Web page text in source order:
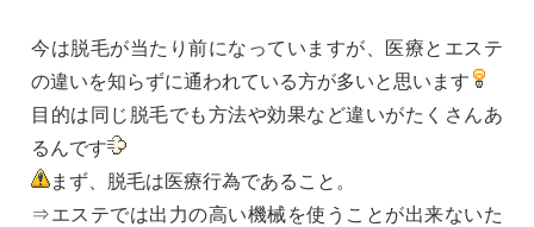
今は脱毛が当たり前になっていますが、医療とエステ
の違いを知らずに通われている方が多いと思います
目的は同じ脱毛でも方法や効果など違いがたくさんあ
るんです
まず、脱毛は医療行為であること。
⇒エステでは出力の高い機械を使うことが出来ないた